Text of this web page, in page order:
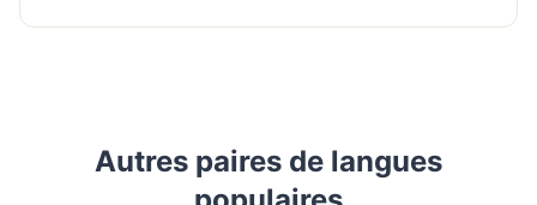
Autres paires de langues